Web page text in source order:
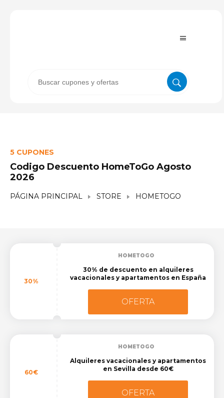
5 CUPONES
Codigo Descuento HomeToGo Agosto
2026
PÁGINA PRINCIPAL STORE HOMETOGO
30%
HOMETOGO
30% de descuento en alquileres
vacacionales y apartamentos en España
OFERTA
60€
HOMETOGO
Alquileres vacacionales y apartamentos
en Sevilla desde 60€
OFERTA